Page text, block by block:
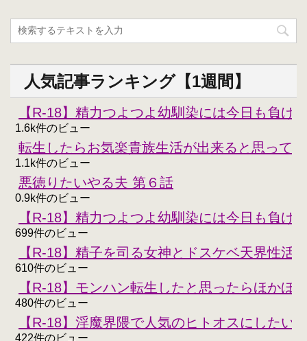
人気記事ランキング【1週間】
【R-18】精力つよつよ幼馴染には今日も負け
1.6k件のビュー
転生したらお気楽貴族生活が出来ると思って
1.1k件のビュー
悪徳りたいやる夫 第６話
0.9k件のビュー
【R-18】精力つよつよ幼馴染には今日も負け
699件のビュー
【R-18】精子を司る女神とドスケベ天界性活
610件のビュー
【R-18】モンハン転生したと思ったらほかほ
480件のビュー
【R-18】淫魔界隈で人気のヒトオスにしたい
422件のビュー